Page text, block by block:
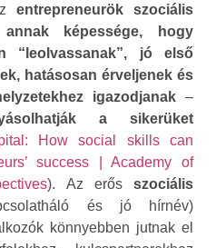
entrepreneurök szociális
annak képessége, hogy
“leolvassanak”, jó első
hatásosan érveljenek és
igazodjanak–
a sikerüket
How social skills can
success | Academy of
). Az erős szociális
és jó hírnév)
könnyebben jutnak el